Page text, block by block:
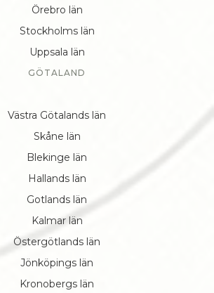
Örebro län
Stockholms län
Uppsala län
GÖTALAND
Västra Götalands län
Skåne län
Blekinge län
Hallands län
Gotlands län
Kalmar län
Östergötlands län
Jönköpings län
Kronobergs län